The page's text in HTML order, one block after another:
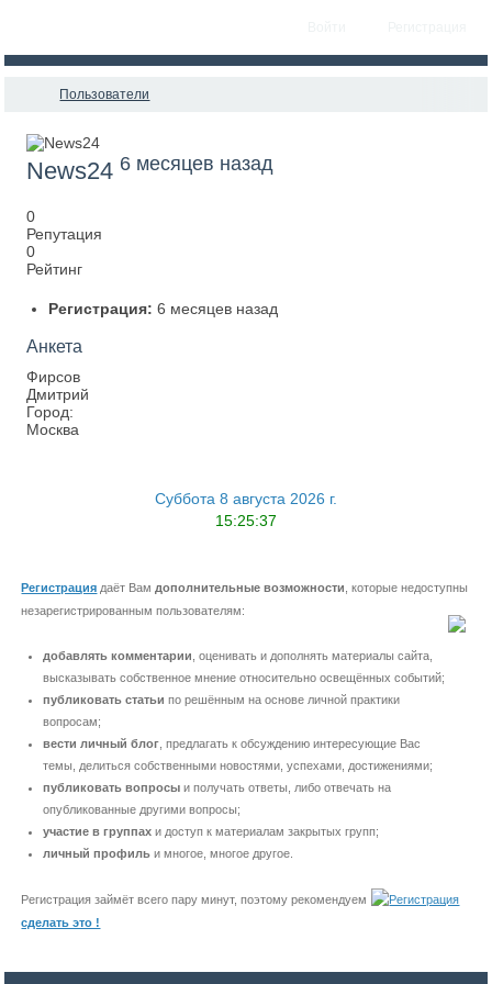
Пользователи
News24 6 месяцев назад
0
Репутация
0
Рейтинг
Регистрация: 6 месяцев назад
Анкета
Фирсов
Дмитрий
Город:
Москва
Суббота 8 августа 2026 г.
15:25:37
Регистрация даёт Вам дополнительные возможности , которые недоступны
незарегистрированным пользователям:
добавлять комментарии , оценивать и дополнять материалы сайта,
высказывать собственное мнение относительно освещённых событий;
публиковать статьи по решённым на основе личной практики
вопросам;
вести личный блог , предлагать к обсуждению интересующие Вас
темы, делиться собственными новостями, успехами, достижениями;
публиковать вопросы и получать ответы, либо отвечать на
опубликованные другими вопросы;
участие в группах и доступ к материалам закрытых групп;
личный профиль и многое, многое другое.
Регистрация займёт всего пару минут, поэтому рекомендуем
сделать это !